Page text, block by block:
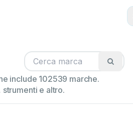
include 102539 marche.
e altro.